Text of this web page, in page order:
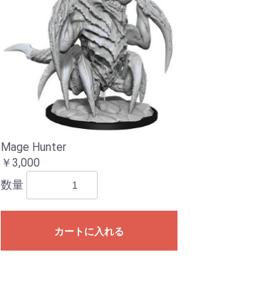
Mage Hunter
￥3,000
数量
カートに入れる